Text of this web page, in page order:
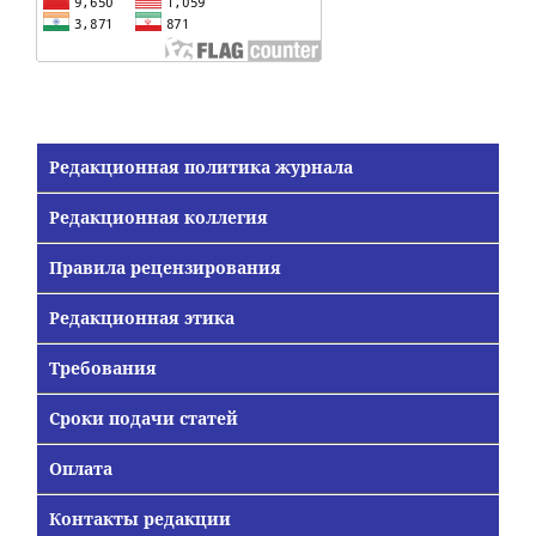
Редакционная политика журнала
Редакционная коллегия
Правила рецензирования
Редакционная этика
Требования
Сроки подачи статей
Оплата
Контакты редакции